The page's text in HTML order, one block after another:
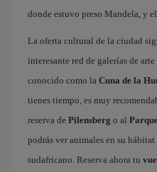
donde estuvo preso Mandela, y el
La oferta cultural de la ciudad
interesante red de galerías de
conocido como la Cuna de la
tienes tiempo, es muy
reserva de Pilensberg o al
podrás ver animales en su
sudafricano. Reserva ahora tu